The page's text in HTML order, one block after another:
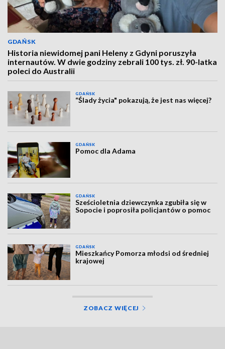
GDAŃSK
Historia niewidomej pani Heleny z Gdyni poruszyła
internautów. W dwie godziny zebrali 100 tys. zł. 90-latka
poleci do Australii
GDAŃSK
“Ślady życia" pokazują, że jest nas więcej?
GDAŃSK
Pomoc dla Adama
GDAŃSK
Sześcioletnia dziewczynka zgubiła się w
Sopocie i poprosiła policjantów o pomoc
GDAŃSK
Mieszkańcy Pomorza młodsi od średniej
krajowej
ZOBACZ WIĘCEJ